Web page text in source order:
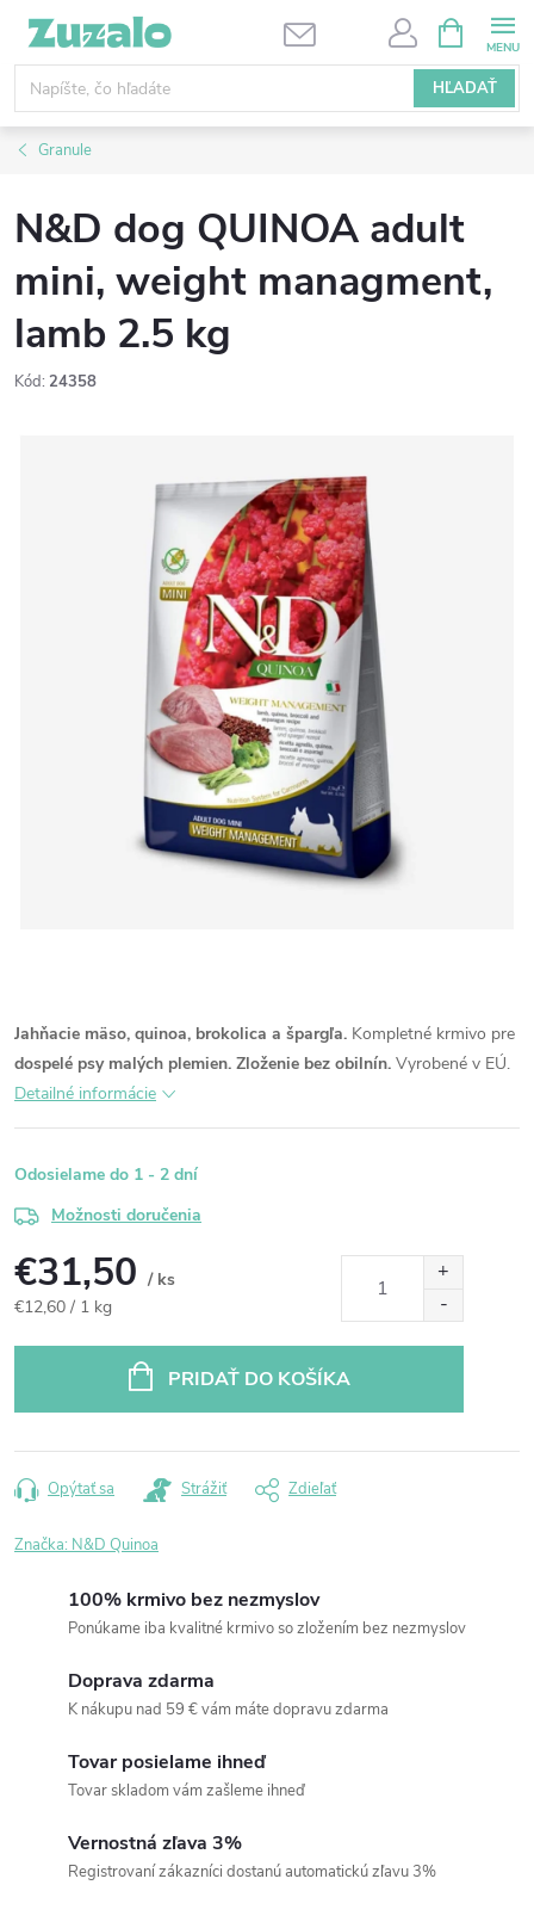
Prejsť
obsah
HĽADAŤ
KOŠÍK
Granule
N&D dog QUINOA adult
mini, weight managment,
lamb 2.5 kg
Kód: 24358
Jahňacie mäso, quinoa, brokolica a špargľa. Kompletné krmivo pre
dospelé psy malých plemien. Zloženie bez obilnín. Vyrobené v EÚ.
Detailné informácie
Odosielame do 1 - 2 dní
Možnosti doručenia
€31,50 / ks
Jednotková
€12,60 / 1 kg
PRIDAŤ DO KOŠÍKA
Opýtať sa Strážiť Zdieľať
Značka: N&D Quinoa
100% krmivo bez nezmyslov
Ponúkame iba kvalitné krmivo so zložením bez nezmyslov
Doprava zdarma
K nákupu nad 59 € vám máte dopravu zdarma
Tovar posielame ihneď
Tovar skladom vám zašleme ihneď
Vernostná zľava 3%
Registrovaní zákazníci dostanú automatickú zľavu 3%